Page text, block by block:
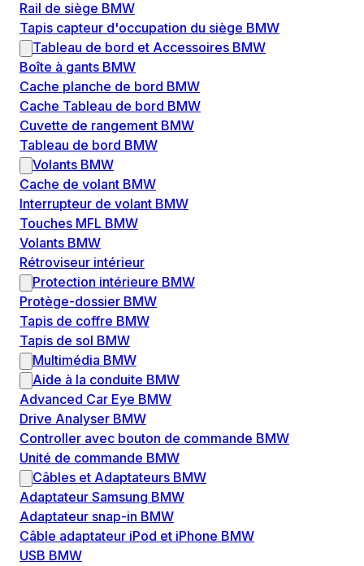
Rail de siège BMW
Tapis capteur d'occupation du siège BMW
Tableau de bord et Accessoires BMW
Boîte à gants BMW
Cache planche de bord BMW
Cache Tableau de bord BMW
Cuvette de rangement BMW
Tableau de bord BMW
Volants BMW
Cache de volant BMW
Interrupteur de volant BMW
Touches MFL BMW
Volants BMW
Rétroviseur intérieur
Protection intérieure BMW
Protège-dossier BMW
Tapis de coffre BMW
Tapis de sol BMW
Multimédia BMW
Aide à la conduite BMW
Advanced Car Eye BMW
Drive Analyser BMW
Controller avec bouton de commande BMW
Unité de commande BMW
Câbles et Adaptateurs BMW
Adaptateur Samsung BMW
Adaptateur snap-in BMW
Câble adaptateur iPod et iPhone BMW
USB BMW